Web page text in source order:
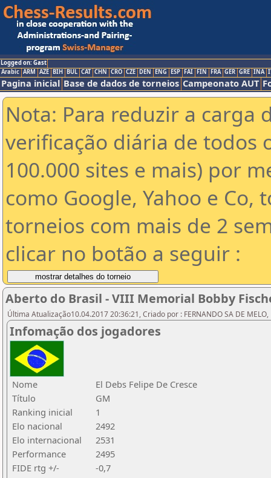
Logged on: Gast
Arabic ARM AZE BIH BUL CAT CHN CRO CZE DEN ENG ESP FAI FIN FRA GER GRE INA
Pagina inicial Base de dados de torneios Campeonato AUT
Nota: Para reduzir a carga
verificação diária de todos
100.000 sites e mais) por
como Google, Yahoo e Co,
torneios com mais de 2
clicar no botão a seguir :
Aberto do Brasil - VIII Memorial Bobby
Última Atualização10.04.2017 20:36:21, Criado por : FERNANDO SA DE
Infomação dos jogadores
Nome
El Debs Felipe De Cresce
Título
GM
Ranking inicial
1
Elo nacional
2492
Elo internacional
2531
Performance
2495
FIDE rtg +/-
-0,7